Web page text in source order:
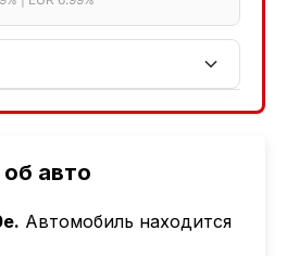
авто
Автомобиль находится
7.99% | EUR 6.99%
простого" 18.9%